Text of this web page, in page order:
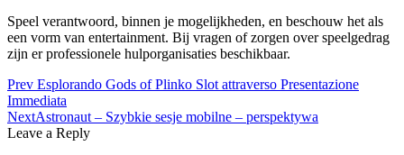
Speel verantwoord, binnen je mogelijkheden, en beschouw het als
een vorm van entertainment. Bij vragen of zorgen over speelgedrag
zijn er professionele hulporganisaties beschikbaar.
Post
navigation
Prev Esplorando Gods of Plinko Slot attraverso Presentazione
Immediata
NextAstronaut – Szybkie sesje mobilne – perspektywa
Leave a Reply